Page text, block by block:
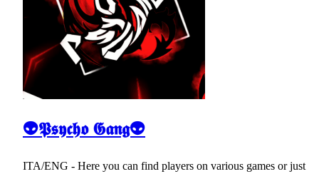
👽𝕻𝖘𝖞𝖈𝖍𝖔 𝕲𝖆𝖓𝖌👽
ITA/ENG - Here you can find players on various games or just